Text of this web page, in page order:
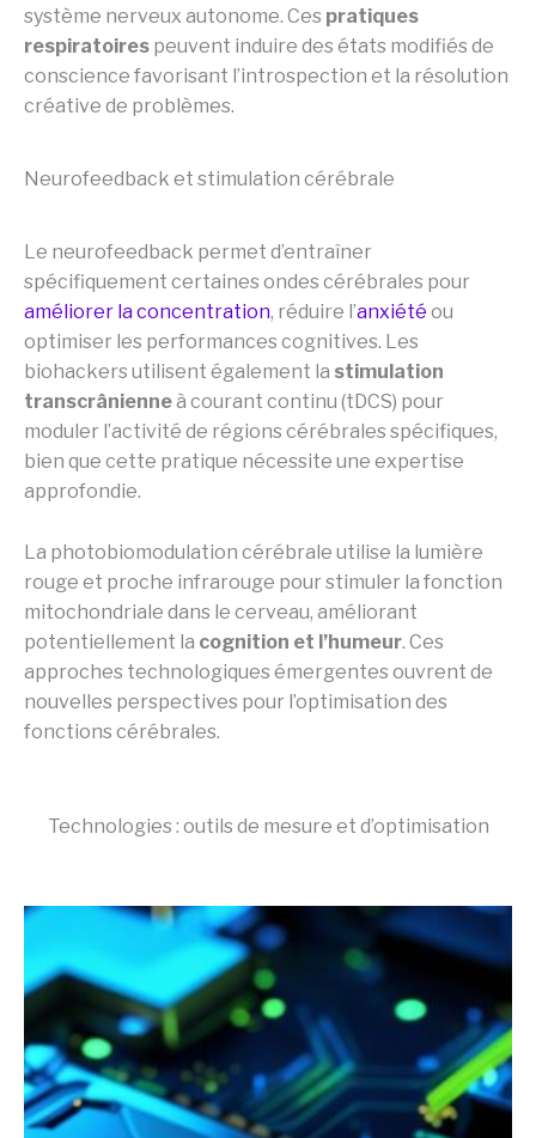
système nerveux autonome. Ces pratiques
respiratoires peuvent induire des états modifiés de
conscience favorisant l’introspection et la résolution
créative de problèmes.
Neurofeedback et stimulation cérébrale
Le neurofeedback permet d’entraîner
spécifiquement certaines ondes cérébrales pour
améliorer la concentration, réduire l’anxiété ou
optimiser les performances cognitives. Les
biohackers utilisent également la stimulation
transcrânienneà courant continu (tDCS) pour
moduler l’activité de régions cérébrales spécifiques,
bien que cette pratique nécessite une expertise
approfondie.
La photobiomodulation cérébrale utilise la lumière
rouge et proche infrarouge pour stimuler la fonction
mitochondriale dans le cerveau, améliorant
potentiellement la cognition et l’humeur. Ces
approches technologiques émergentes ouvrent de
nouvelles perspectives pour l’optimisation des
fonctions cérébrales.
Technologies : outils de mesure et d’optimisation